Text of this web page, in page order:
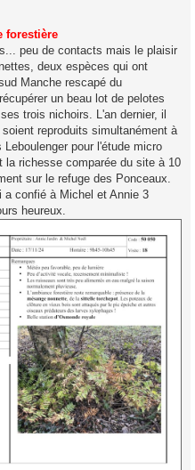
forestière
peu de contacts mais le plaisir
deux espèces qui ont
Manche rescapé du
un beau lot de pelotes
trois nichoirs. L'an dernier, il
reproduits simultanément à
pour l'étude micro
la richesse comparée du site à 10
sur le refuge des Ponceaux.
a confié à Michel et Annie 3
heureux.